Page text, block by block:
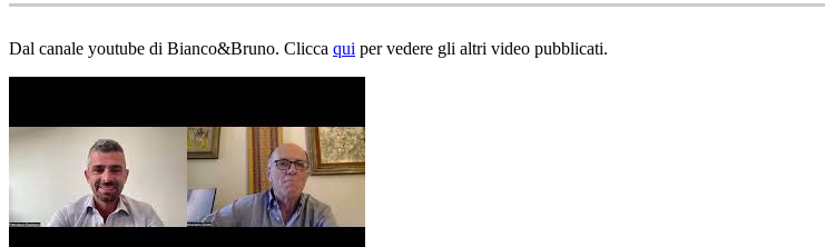
Dal canale youtube di Bianco&Bruno. Clicca qui per vedere gli altri video pubblicati.